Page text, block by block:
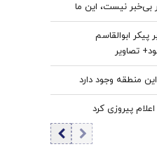
بی‌خبر نیست، این ما
ابوالقاسم
تصاویر
منطقه وجود دارد
پیروزی کرد